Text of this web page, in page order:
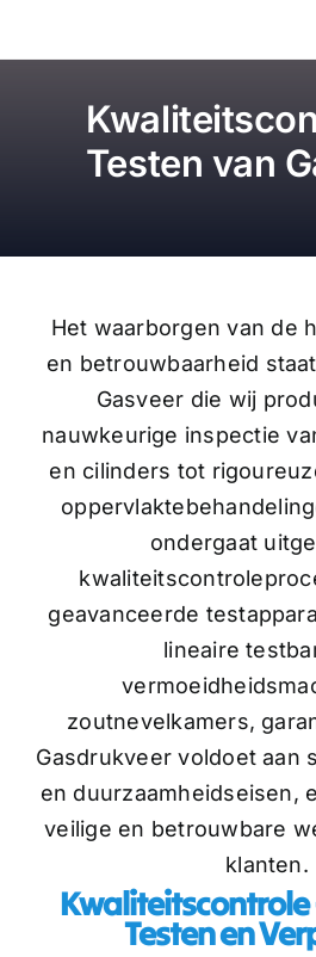
Testen van
Het waarborgen van de
en betrouwbaarheid
Gasveer die wij
nauwkeurige inspectie
en cilinders tot
ondergaat
geavanceerde
lineaire
zoutnevelkamers,
Gasdrukveer voldoet aan
en duurzaamheidseisen,
veilige en betrouwbare
klanten.
Kwaliteitscontrole
Testen en